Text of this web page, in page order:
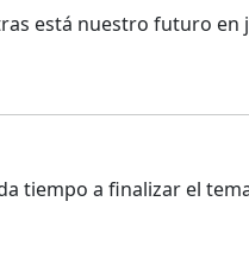
está nuestro futuro
tiempo a finalizar el